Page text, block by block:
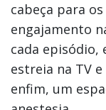
cabeça para
engajamento
cada episódio,
estreia na TV e
enfim, um